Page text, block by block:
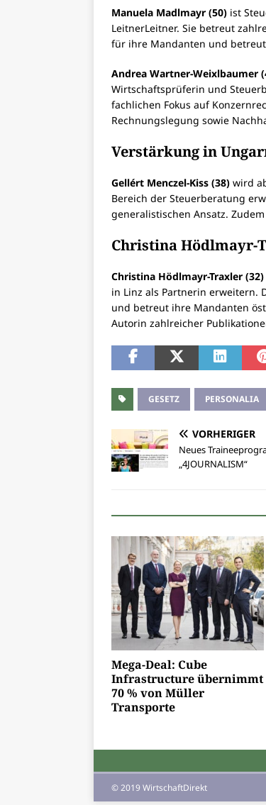
Manuela Madlmayr (50) ist
LeitnerLeitner. Sie betreut
für ihre Mandanten und
Andrea Wartner-Weixlbaumer
Wirtschaftsprüferin und
fachlichen Fokus auf
Rechnungslegung sowie
Verstärkung in
Gellért Menczel-Kiss (38) wird
Bereich der Steuerberatung
generalistischen Ansatz.
Christina Hödlmayr-
Christina Hödlmayr-Traxler (32)
in Linz als Partnerin erweitern.
und betreut ihre Mandanten
Autorin zahlreicher
GESETZ PERSONALIA
VORHERIGER
Neues
„4JOURNALISM“
Mega-Deal: Cube
Infrastructure übernimmt
70 % von Müller
Transporte
© 2019 WirtschaftDirekt